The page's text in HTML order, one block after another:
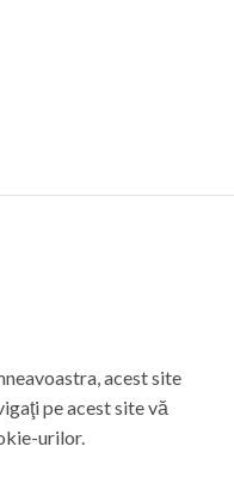
acest site
pe acest site vă
urilor.